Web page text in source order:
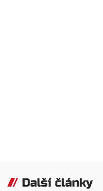
Další články